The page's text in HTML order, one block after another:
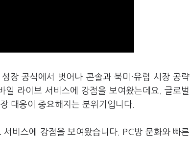
장 공식에서 벗어나 콘솔과 북미·유럽 시장 공략
라이브 서비스에 강점을 보여왔는데요. 글로벌
대응이 중요해지는 분위기입니다.
비스에 강점을 보여왔습니다. PC방 문화와 빠른